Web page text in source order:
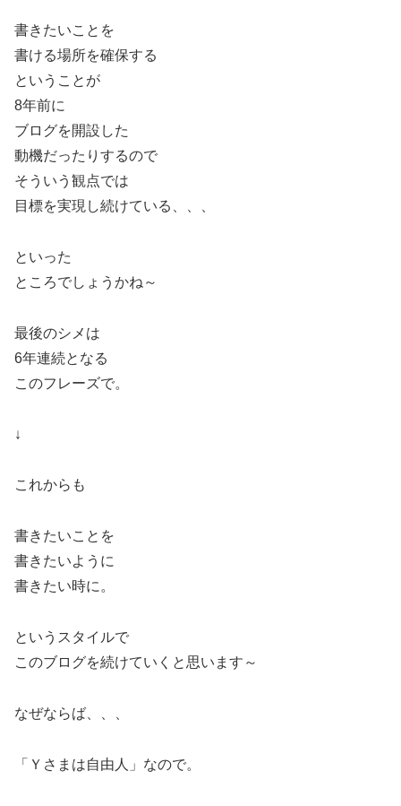
書きたいことを
書ける場所を確保する
ということが
8年前に
ブログを開設した
動機だったりするので
そういう観点では
目標を実現し続けている、、、
といった
ところでしょうかね～
最後のシメは
6年連続となる
このフレーズで。
↓
これからも
書きたいことを
書きたいように
書きたい時に。
というスタイルで
このブログを続けていくと思います～
なぜならば、、、
「Ｙさまは自由人」なので。